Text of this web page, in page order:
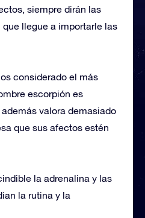
siempre dirán las
llegue a importarle las
considerado el más
escorpión es
valora demasiado
que sus afectos estén
la adrenalina y las
la rutina y la